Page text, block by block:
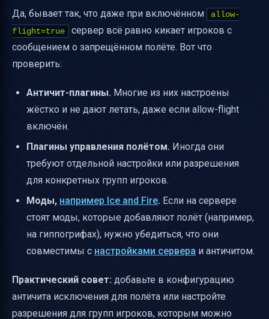
Да, бывает так, что даже при включённом
allow-
flight=true
сервер всё равно кикает игроков с
сообщением о запрещённом полёте. Вот что
проверить:
Античит-плагины. Многие из них настроены
жёстко и не дают летать, даже если allow-flight
включён.
Плагины управления полётом. Иногда они
требуют отдельной настройки или разрешения
для конкретных групп игроков.
Моды, например Ice and Fire. Если на сервере
стоят моды, которые добавляют полёт (например,
на гиппогрифах), нужно убедиться, что они
совместимы с настройками сервера и античитом.
Практический совет: добавьте в конфигурацию
античита исключения для полёта или настройте
разрешения для групп игроков, которым можно